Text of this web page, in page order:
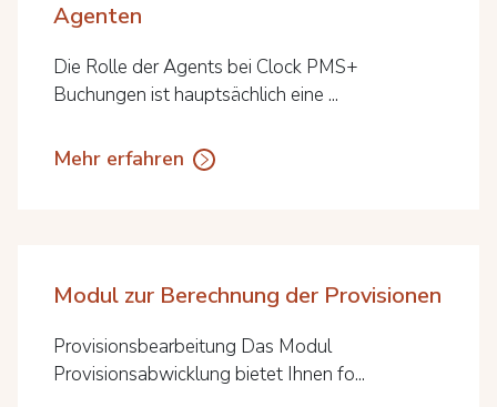
Agenten
Die Rolle der Agents bei Clock PMS+
Buchungen ist hauptsächlich eine ...
Mehr erfahren
Modul zur Berechnung der Provisionen
Provisionsbearbeitung Das Modul
Provisionsabwicklung bietet Ihnen fo...